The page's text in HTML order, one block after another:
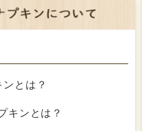
とは？
キンとは？